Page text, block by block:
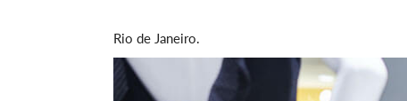
Rio de Janeiro.